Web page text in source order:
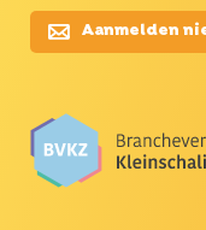
Aanmelden